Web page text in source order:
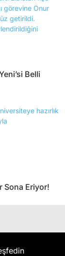
Belli
Sona Eriyor!